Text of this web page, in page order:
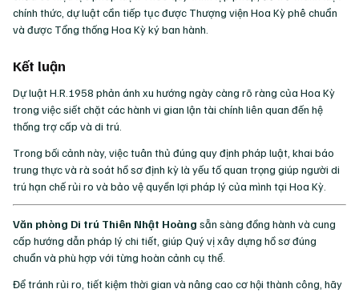
chính thức, dự luật cần tiếp tục được Thượng viện Hoa Kỳ phê chuẩn
và được Tổng thống Hoa Kỳ ký ban hành.
Kết luận
Dự luật H.R.1958 phản ánh xu hướng ngày càng rõ ràng của Hoa Kỳ
trong việc siết chặt các hành vi gian lận tài chính liên quan đến hệ
thống trợ cấp và di trú.
Trong bối cảnh này, việc tuân thủ đúng quy định pháp luật, khai báo
trung thực và rà soát hồ sơ định kỳ là yếu tố quan trọng giúp người di
trú hạn chế rủi ro và bảo vệ quyền lợi pháp lý của mình tại Hoa Kỳ.
Văn phòng Di trú Thiên Nhật Hoàng sẵn sàng đồng hành và cung
cấp hướng dẫn pháp lý chi tiết, giúp Quý vị xây dựng hồ sơ đúng
chuẩn và phù hợp với từng hoàn cảnh cụ thể.
Để tránh rủi ro, tiết kiệm thời gian và nâng cao cơ hội thành công, hãy